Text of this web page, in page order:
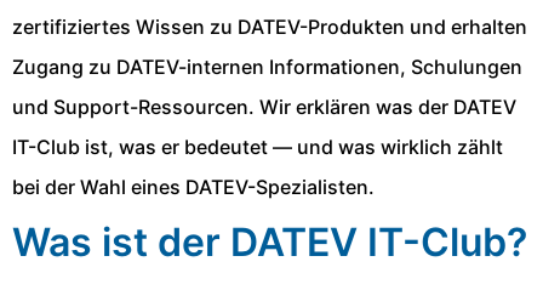
zertifiziertes Wissen zu DATEV-Produkten und erhalten
Zugang zu DATEV-internen Informationen, Schulungen
und Support-Ressourcen. Wir erklären was der DATEV
IT-Club ist, was er bedeutet — und was wirklich zählt
bei der Wahl eines DATEV-Spezialisten.
Was ist der DATEV IT-Club?